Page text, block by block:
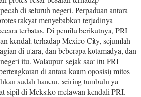
di se­luruh negeri. Perpaduan antara
rakyat menyebabkan terjadinya
terbatas. Di pemilu berikutnya, PRI
kendali terhadap Mexico City, sejumlah
di utara, dan beberapa kotamadya, dan
itu. Walaupun sejak saat itu PRI
di antara kaum oposisi) mitos
sudah hancur, seiring tumbuhnya
sipil di Meksiko melawan kendali PRI.